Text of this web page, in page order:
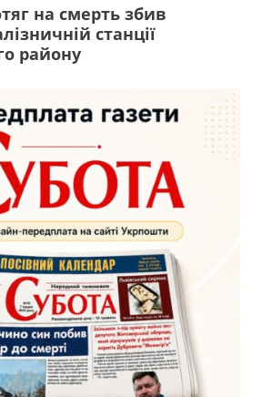
на смерть збив
станції
району